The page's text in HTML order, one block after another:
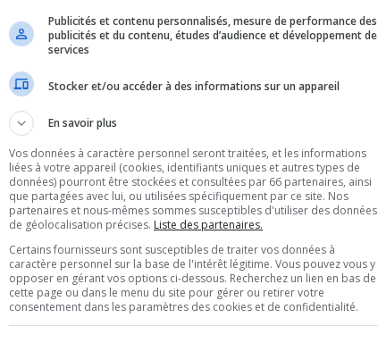
Publicités et contenu personnalisés, mesure de performance des
publicités et du contenu, études d’audience et développement de
services
Stocker et/ou accéder à des informations sur un appareil
En savoir plus
Vos données à caractère personnel seront traitées, et les informations
liées à votre appareil (cookies, identifiants uniques et autres types de
données) pourront être stockées et consultées par 66 partenaires, ainsi
que partagées avec lui, ou utilisées spécifiquement par ce site. Nos
partenaires et nous-mêmes sommes susceptibles d'utiliser des données
de géolocalisation précises. Liste des partenaires.
Certains fournisseurs sont susceptibles de traiter vos données à
caractère personnel sur la base de l'intérêt légitime. Vous pouvez vous y
opposer en gérant vos options ci-dessous. Recherchez un lien en bas de
cette page ou dans le menu du site pour gérer ou retirer votre
consentement dans les paramètres des cookies et de confidentialité.